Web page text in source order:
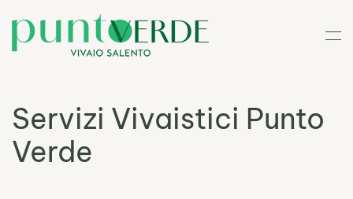
Skip to main content
Servizi Vivaistici Punto
Verde